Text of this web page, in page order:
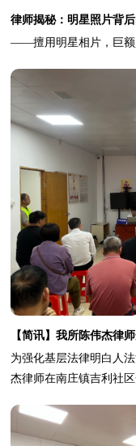
律师揭秘：明星照片背
——擅用明星相片，巨额
为强化基层法律明白人
杰律师在南庄镇吉利社
国家安全防线，我所陈
律法规、国家安全形势